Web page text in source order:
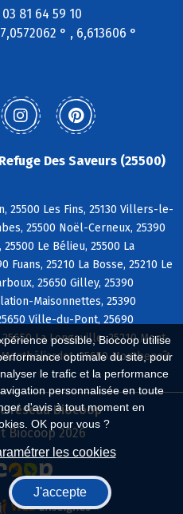
possible, Biocoop utilise
optimale du site, pour
le trafic et la performance
personnalisée en toute
d'avis à tout moment en
OK pour vous ?
les cookies
J'accepte
81 64 59 10
° , 6,613606 °
Des Saveurs (25500)
25500 Les Fins, 25130 Villers-le-
25500 Noël-Cerneux, 25390
Le Bélieu, 25500 La
Fuans, 25210 La Bosse, 25210 Le
25650 Gilley, 25390
Maisonnettes, 25390
Ville-du-Pont, 25690
La Longeville, 25210 Mont-
Montbéliardot, 25650 Montbenoît
réseau Biocoop
Biocoop 2026